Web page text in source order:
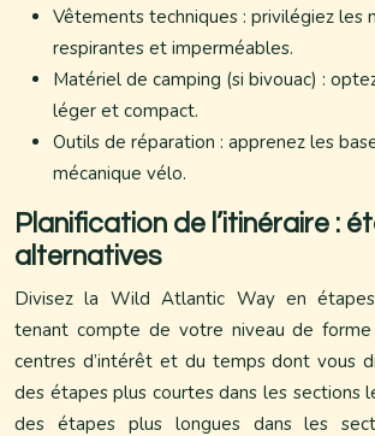
Vêtements techniques : privilégiez les
respirantes et imperméables.
Matériel de camping (si bivouac) :
léger et compact.
Outils de réparation : apprenez les
mécanique vélo.
Planification de l’itinéraire :
alternatives
Divisez la Wild Atlantic Way en étapes
tenant compte de votre niveau de
centres d’intérêt et du temps dont vous
des étapes plus courtes dans les sections
des étapes plus longues dans les